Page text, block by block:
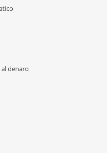
denaro